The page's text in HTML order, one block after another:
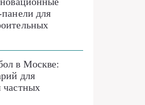
для
в Москве:
для
частных